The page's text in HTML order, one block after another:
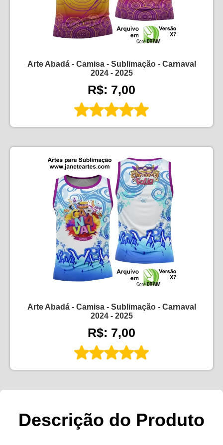
Arte Abadá - Camisa - Sublimação - Carnaval
2024 - 2025
R$: 7,00
Arte Abadá - Camisa - Sublimação - Carnaval
2024 - 2025
R$: 7,00
Descrição do Produto